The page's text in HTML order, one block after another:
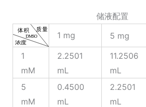
储液配置
1 mg
5 mg
1
mM
2.2501
mL
11.2506
mL
5
mM
0.4500
mL
2.2501
mL